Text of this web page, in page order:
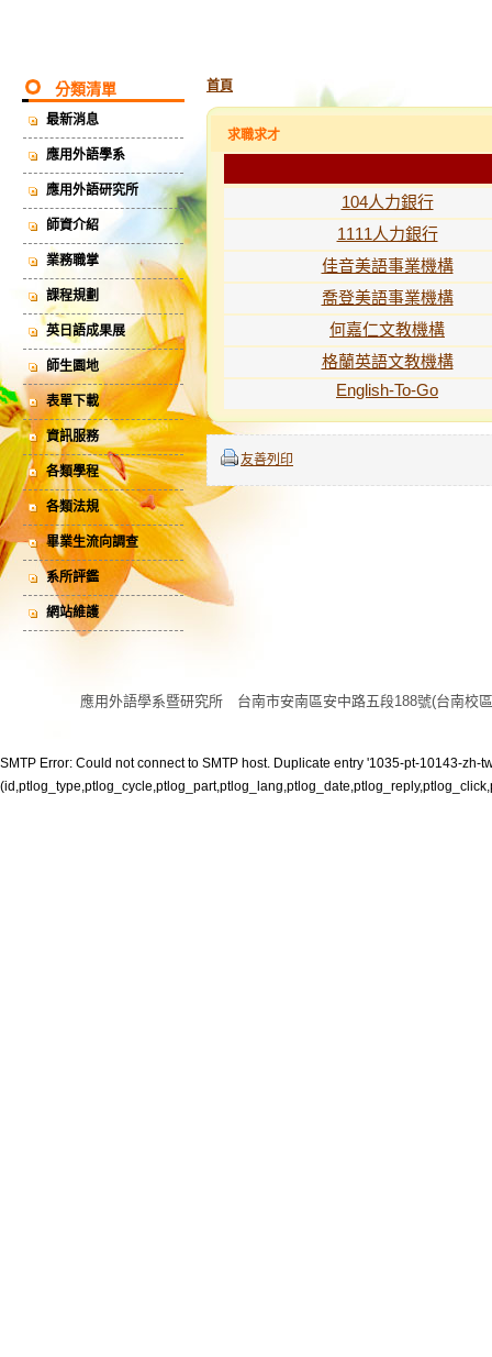
分類清單
最新消息
應用外語學系
應用外語研究所
師資介紹
業務職掌
課程規劃
英日語成果展
師生園地
表單下載
資訊服務
各類學程
各類法規
畢業生流向調查
系所評鑑
網站維護
首頁
求職求才
104人力銀行
1111人力銀行
佳音美語事業機構
喬登美語事業機構
何嘉仁文教機構
格蘭英語文教機構
English-To-Go
友善列印
應用外語學系暨研究所 台南市安南區安中路五段188號(台南
SMTP Error: Could not connect to SMTP host. Duplicate entry '1035-pt-10143-zh-